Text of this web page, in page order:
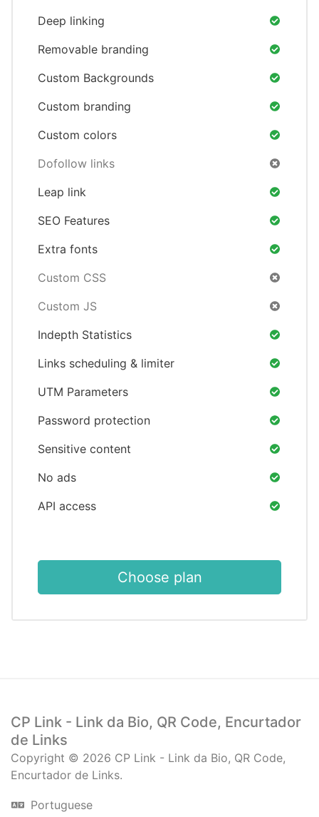
Deep linking
Removable branding
Custom Backgrounds
Custom branding
Custom colors
Dofollow links
Leap link
SEO Features
Extra fonts
Custom CSS
Custom JS
Indepth Statistics
Links scheduling & limiter
UTM Parameters
Password protection
Sensitive content
No ads
API access
Choose plan
CP Link - Link da Bio, QR Code, Encurtador
de Links
Copyright © 2026 CP Link - Link da Bio, QR Code,
Encurtador de Links.
Portuguese